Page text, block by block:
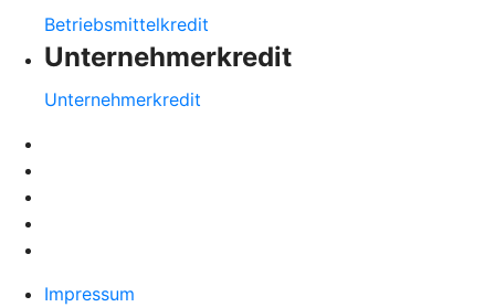
Betriebsmittelkredit
Unternehmerkredit
Unternehmerkredit
Impressum